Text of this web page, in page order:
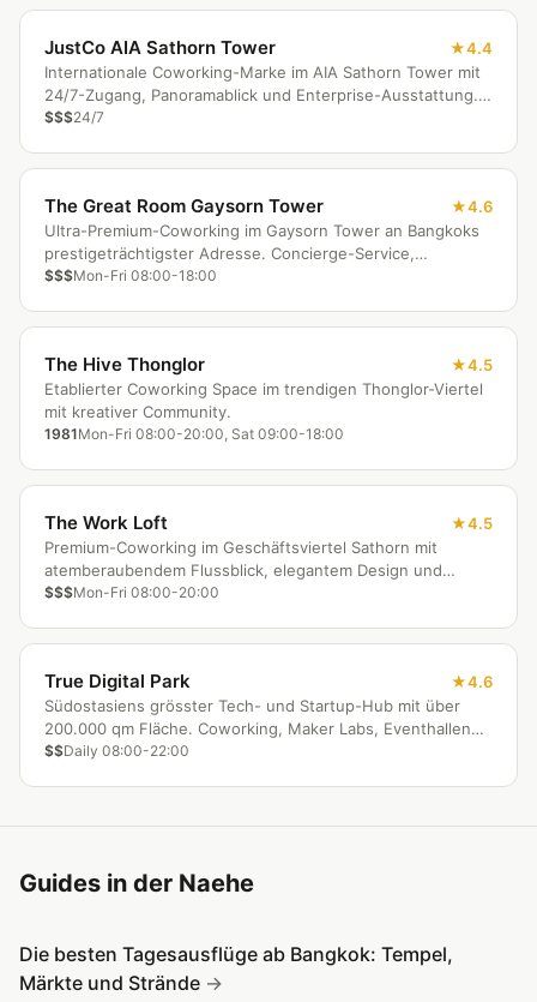
JustCo AIA Sathorn Tower
4.4
Internationale Coworking-Marke im AIA Sathorn Tower mit
24/7-Zugang, Panoramablick und Enterprise-Ausstattung.
Ideal für Remote Worker in verschiedenen Zeitzonen.
$$$24/7
The Great Room Gaysorn Tower
4.6
Ultra-Premium-Coworking im Gaysorn Tower an Bangkoks
prestigeträchtigster Adresse. Concierge-Service,
Designermöbelierung und spektakulärer Skyline-Blick direkt
$$$Mon-Fri 08:00-18:00
The Hive Thonglor
4.5
Etablierter Coworking Space im trendigen Thonglor-Viertel
mit kreativer Community.
1981Mon-Fri 08:00-20:00, Sat 09:00-18:00
The Work Loft
4.5
Premium-Coworking im Geschäftsviertel Sathorn mit
atemberaubendem Flussblick, elegantem Design und
ruhiger, produktiver Atmosphäre für anspruchsvolle
$$$Mon-Fri 08:00-20:00
True Digital Park
4.6
Südostasiens grösster Tech- und Startup-Hub mit über
200.000 qm Fläche. Coworking, Maker Labs, Eventhallen
und ein komplettes Retail-Ökosystem auf einem Campus.
$$Daily 08:00-22:00
Guides in der Naehe
Die besten Tagesausflüge ab Bangkok: Tempel,
Märkte und Strände